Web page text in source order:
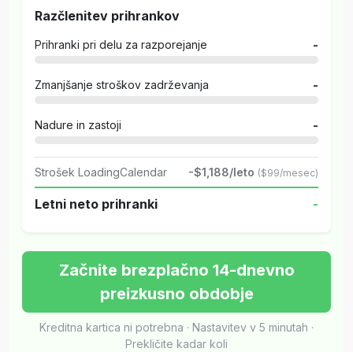
Razčlenitev prihrankov
Prihranki pri delu za razporejanje -
Zmanjšanje stroškov zadrževanja -
Nadure in zastoji -
Strošek LoadingCalendar -$1,188/leto ($99/mesec)
Letni neto prihranki -
Začnite brezplačno 14-dnevno
preizkusno obdobje
Kreditna kartica ni potrebna · Nastavitev v 5 minutah ·
Prekličite kadar koli